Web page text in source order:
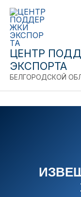
Перейти
содержимому
ЦЕНТР
ЭКСПОРТА
БЕЛГОРОДСКОЙ